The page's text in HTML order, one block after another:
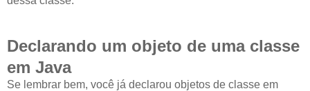
Declarando um objeto de uma classe
em Java
Se lembrar bem, você já declarou objetos de classe em